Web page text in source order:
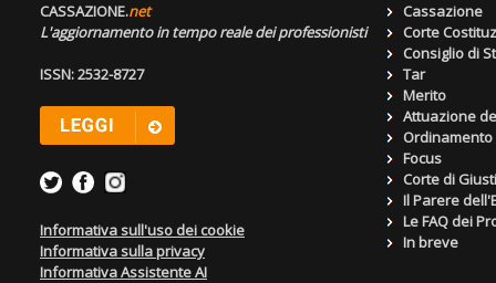
CASSAZIONE.net
L'aggiornamento in tempo reale dei professionisti
ISSN: 2532-8727
Informativa sull'uso dei cookie
Informativa sulla privacy
Informativa Assistente AI
Cassazione
Corte
Consiglio di
Tar
Merito
Attuazione
Focus
Corte di
Il Parere
Le FAQ dei
In breve